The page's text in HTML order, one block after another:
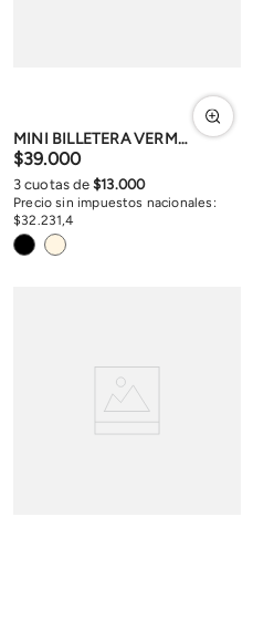
MINI BILLETERA VERMONT
$39.000
Precio sin impuestos nacionales:
$32.231,4
3 cuotas de$13.000